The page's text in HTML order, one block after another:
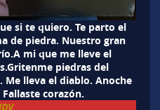
si te quiero. Te parto el
de piedra. Nuestro gran
mi que me lleve el
piedras del
lleva el diablo. Anoche
corazón.